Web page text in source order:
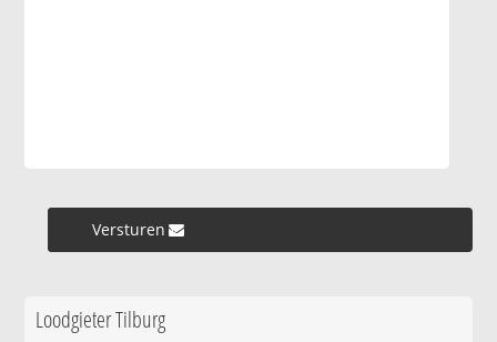
Versturen »
Loodgieter Tilburg